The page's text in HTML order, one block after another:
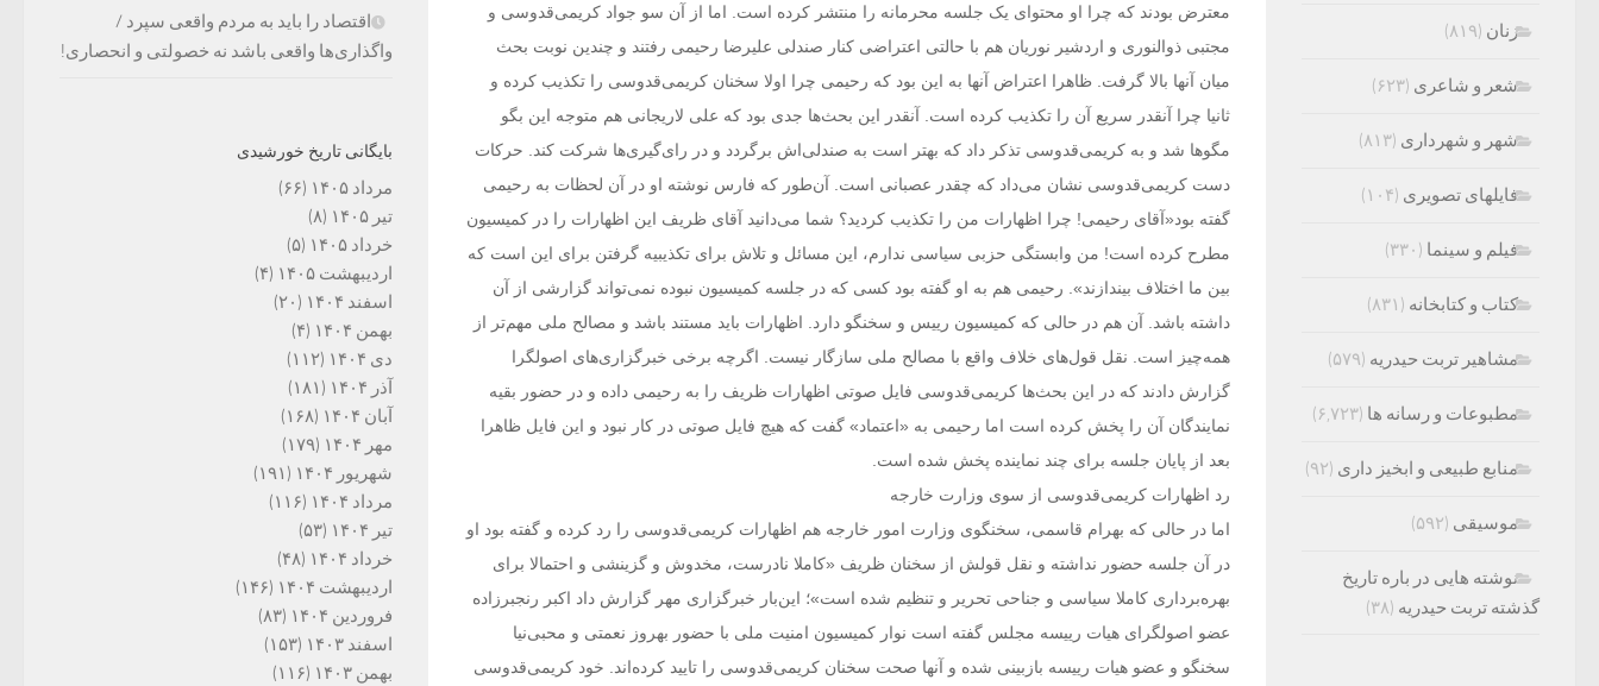
معترض بودند که چرا او محتوای یک جلسه محرمانه را منتشر کرده است. اما از آن سو جواد کریمی‌قدوسی و
مجتبی ذوالنوری و اردشیر نوریان هم با حالتی اعتراضی کنار صندلی علیرضا رحیمی رفتند و چندین نوبت بحث
میان آنها بالا گرفت. ظاهرا اعتراض آنها به این بود که رحیمی چرا اولا سخنان کریمی‌قدوسی را تکذیب کرده و
ثانیا چرا آنقدر سریع آن را تکذیب کرده است. آنقدر این بحث‌ها جدی بود که علی لاریجانی هم متوجه این بگو
مگوها شد و به کریمی‌قدوسی تذکر داد که بهتر است به صندلی‌اش برگردد و در رای‌گیری‌ها شرکت کند. حرکات
دست کریمی‌قدوسی نشان می‌داد که چقدر عصبانی است. آن‌طور که فارس نوشته او در آن لحظات به رحیمی
گفته بود«آقای رحیمی! چرا اظهارات من را تکذیب کردید؟ شما می‌دانید آقای ظریف این اظهارات را در کمیسیون
مطرح کرده است! من وابستگی حزبی سیاسی ندارم، این مسائل و تلاش برای تکذیبیه گرفتن برای این است که
بین ما اختلاف بیندازند». رحیمی هم به او گفته بود کسی که در جلسه کمیسیون نبوده نمی‌تواند گزارشی از آن
داشته باشد. آن هم در حالی که کمیسیون رییس و سخنگو دارد. اظهارات باید مستند باشد و مصالح ملی مهم‌تر از
همه‌چیز است. نقل قول‌های خلاف واقع با مصالح ملی سازگار نیست. اگرچه برخی خبرگزاری‌های اصولگرا
گزارش دادند که در این بحث‌ها کریمی‌قدوسی فایل صوتی اظهارات ظریف را به رحیمی داده و در حضور بقیه
نمایندگان آن را پخش کرده است اما رحیمی به «اعتماد» گفت که هیچ فایل صوتی در کار نبود و این فایل ظاهرا
بعد از پایان جلسه برای چند نماینده پخش شده است.
رد اظهارات کریمی‌قدوسی از سوی وزارت خارجه
اما در حالی که بهرام قاسمی، سخنگوی وزارت امور خارجه هم اظهارات کریمی‌قدوسی را رد کرده و گفته بود او
در آن جلسه حضور نداشته و نقل قولش از سخنان ظریف «کاملا نادرست، مخدوش و گزینشی و احتمالا برای
بهره‌برداری کاملا سیاسی و جناحی تحریر و تنظیم شده است»؛ این‌بار خبرگزاری مهر گزارش داد اکبر رنجبرزاده
عضو اصولگرای هیات رییسه مجلس گفته است نوار کمیسیون امنیت ملی با حضور بهروز نعمتی و محبی‌نیا
سخنگو و عضو هیات رییسه بازبینی شده و آنها صحت سخنان کریمی‌قدوسی را تایید کرده‌اند. خود کریمی‌قدوسی
اقتصاد را باید به مردم واقعی سپرد /
واگذاری‌ها واقعی باشد نه خصولتی و انحصاری!
بایگانی تاریخ خورشیدی
مرداد ۱۴۰۵
(۶۶)
تیر ۱۴۰۵
(۸)
خرداد ۱۴۰۵
(۵)
اردیبهشت ۱۴۰۵
(۴)
اسفند ۱۴۰۴
(۲۰)
بهمن ۱۴۰۴
(۴)
دی ۱۴۰۴
(۱۱۲)
آذر ۱۴۰۴
(۱۸۱)
آبان ۱۴۰۴
(۱۶۸)
مهر ۱۴۰۴
(۱۷۹)
شهریور ۱۴۰۴
(۱۹۱)
مرداد ۱۴۰۴
(۱۱۶)
تیر ۱۴۰۴
(۵۳)
خرداد ۱۴۰۴
(۴۸)
اردیبهشت ۱۴۰۴
(۱۴۶)
فروردین ۱۴۰۴
(۸۳)
اسفند ۱۴۰۳
(۱۵۳)
بهمن ۱۴۰۳
(۱۱۶)
زنان (۸۱۹)
شعر و شاعری (۶۲۳)
شهر و شهرداری (۸۱۳)
فایلهای تصویری (۱۰۴)
فیلم و سینما (۳۳۰)
کتاب و کتابخانه (۸۳۱)
مشاهیر تربت حیدریه (۵۷۹)
مطبوعات و رسانه ها (۶,۷۲۳)
منابع طبیعی و ابخیز داری (۹۲)
موسیقی (۵۹۲)
نوشته هایی در باره تاریخ
گذشته تربت حیدریه (۳۸)